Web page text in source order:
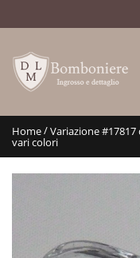
Home/Variazione
vari colori